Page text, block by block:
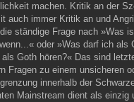
machen. Kritik an der
auch immer Kritik an und
ständige Frage nach »Was
oder »Was darf ich als
Goth hören?« Das sind
Fragen zu einem unsicheren
innerhalb der
Mainstream dient als einzig